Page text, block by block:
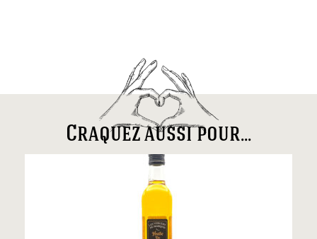
Craquez aussi pour...